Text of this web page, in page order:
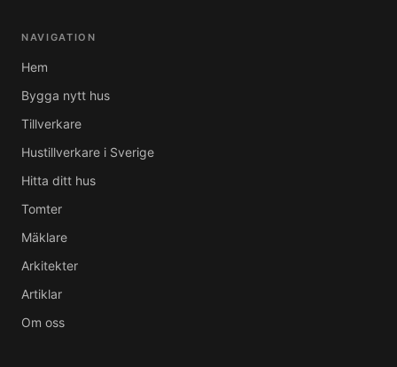
NAVIGATION
Hem
Bygga nytt hus
Tillverkare
Hustillverkare i Sverige
Hitta ditt hus
Tomter
Mäklare
Arkitekter
Artiklar
Om oss